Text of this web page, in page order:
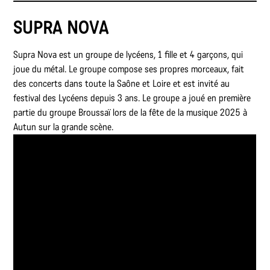
SUPRA NOVA
Supra Nova est un groupe de lycéens, 1 fille et 4 garçons, qui
joue du métal. Le groupe compose ses propres morceaux, fait
des concerts dans toute la Saône et Loire et est invité au
festival des Lycéens depuis 3 ans. Le groupe a joué en première
partie du groupe Broussaï lors de la fête de la musique 2025 à
Autun sur la grande scène.